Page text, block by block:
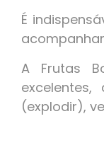
É
A Frutas
(explodir),